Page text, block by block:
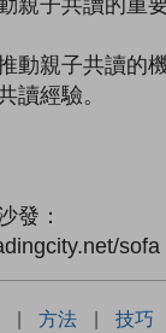
親子共讀的重要
動親子共讀的
讀經驗。
發：
sofa
| 方法 | 技巧